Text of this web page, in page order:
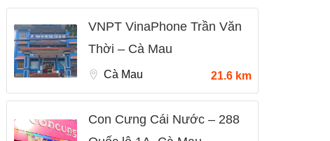
VNPT VinaPhone Trần Văn
Thời – Cà Mau
Cà Mau 21.6 km
Con Cưng Cái Nước – 288